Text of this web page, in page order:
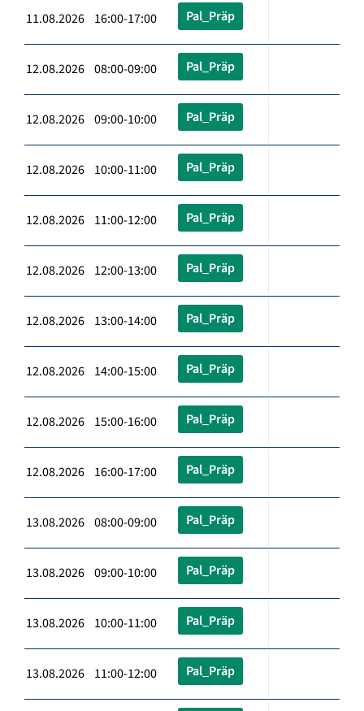
11.08.2026 16:00-17:00 Pal_Präp
12.08.2026 08:00-09:00 Pal_Präp
12.08.2026 09:00-10:00 Pal_Präp
12.08.2026 10:00-11:00 Pal_Präp
12.08.2026 11:00-12:00 Pal_Präp
12.08.2026 12:00-13:00 Pal_Präp
12.08.2026 13:00-14:00 Pal_Präp
12.08.2026 14:00-15:00 Pal_Präp
12.08.2026 15:00-16:00 Pal_Präp
12.08.2026 16:00-17:00 Pal_Präp
13.08.2026 08:00-09:00 Pal_Präp
13.08.2026 09:00-10:00 Pal_Präp
13.08.2026 10:00-11:00 Pal_Präp
13.08.2026 11:00-12:00 Pal_Präp